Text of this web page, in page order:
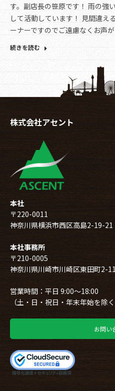
す。副店長の笹原です！ 雨の強
して活動しています！ 見間違え
ーナーですのでご遠慮なくお声
続きを読む
株式会社アセント
本社
〒220-0011
神奈川県横浜市西区高島2-19-21
本社事務所
〒210-0005
神奈川県川崎市川崎区東田町2-11
営業時間：平日 9:00～18:00
（土・日・祝日・年末年始を除く
お問い